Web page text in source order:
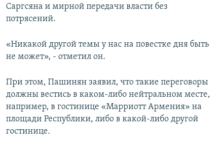
Саргсяна и мирной передачи власти без
потрясений.
«Никакой другой темы у нас на повестке дня быть
не может», - отметил он.
При этом, Пашинян заявил, что такие переговоры
должны вестись в каком-либо нейтральном месте,
например, в гостинице «Марриотт Армения» на
площади Республики, либо в какой-либо другой
гостинице.